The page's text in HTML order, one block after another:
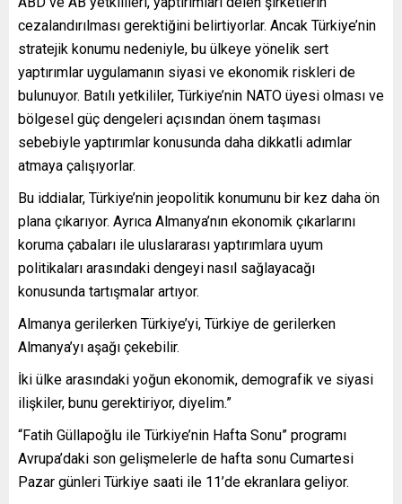
cezalandırılması gerektiğini belirtiyorlar. Ancak Türkiye’nin
stratejik konumu nedeniyle, bu ülkeye yönelik sert
yaptırımlar uygulamanın siyasi ve ekonomik riskleri de
bulunuyor. Batılı yetkililer, Türkiye’nin NATO üyesi olması ve
bölgesel güç dengeleri açısından önem taşıması
sebebiyle yaptırımlar konusunda daha dikkatli adımlar
atmaya çalışıyorlar.
Bu iddialar, Türkiye’nin jeopolitik konumunu bir kez daha ön
plana çıkarıyor. Ayrıca Almanya’nın ekonomik çıkarlarını
koruma çabaları ile uluslararası yaptırımlara uyum
politikaları arasındaki dengeyi nasıl sağlayacağı
konusunda tartışmalar artıyor.
Almanya gerilerken Türkiye’yi, Türkiye de gerilerken
Almanya’yı aşağı çekebilir.
İki ülke arasındaki yoğun ekonomik, demografik ve siyasi
ilişkiler, bunu gerektiriyor, diyelim.”
“Fatih Güllapoğlu ile Türkiye’nin Hafta Sonu” programı
Avrupa’daki son gelişmelerle de hafta sonu Cumartesi
Pazar günleri Türkiye saati ile 11’de ekranlara geliyor.